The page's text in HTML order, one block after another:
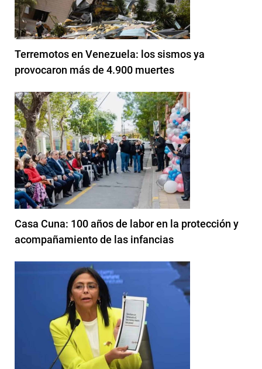
Terremotos en Venezuela: los sismos ya
provocaron más de 4.900 muertes
Casa Cuna: 100 años de labor en la protección y
acompañamiento de las infancias